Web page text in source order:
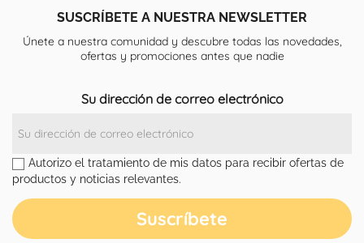
SUSCRÍBETE A NUESTRA NEWSLETTER
Únete a nuestra comunidad y descubre todas las novedades,
ofertas y promociones antes que nadie
Su dirección de correo electrónico
Autorizo el tratamiento de mis datos para recibir ofertas de
productos y noticias relevantes.